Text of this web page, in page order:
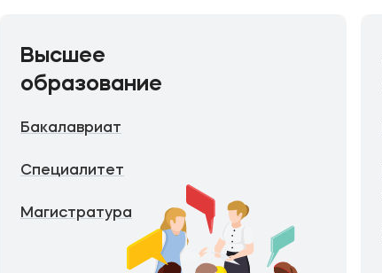
Высшее
образование
Бакалавриат
Специалитет
Магистратура